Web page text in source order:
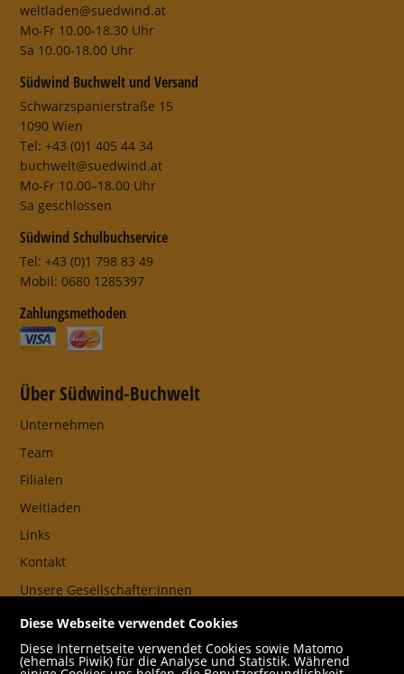
weltladen@suedwind.at
Mo-Fr 10.00-18.30 Uhr
Sa 10.00-18.00 Uhr
Südwind Buchwelt und Versand
Schwarzspanierstraße 15
1090 Wien
Tel: +43 (0)1 405 44 34
buchwelt@suedwind.at
Mo-Fr 10.00–18.00 Uhr
Sa geschlossen
Südwind Schulbuchservice
Tel: +43 (0)1 798 83 49
Mobil: 0680 1285397
Zahlungsmethoden
Über Südwind-Buchwelt
Unternehmen
Team
Filialen
Weltladen
Links
Kontakt
Unsere Gesellschafter:innen
AGB
Impressum
Diese Webseite verwendet Cookies
Diese Internetseite verwendet Cookies sowie Matomo
(ehemals Piwik) für die Analyse und Statistik. Während